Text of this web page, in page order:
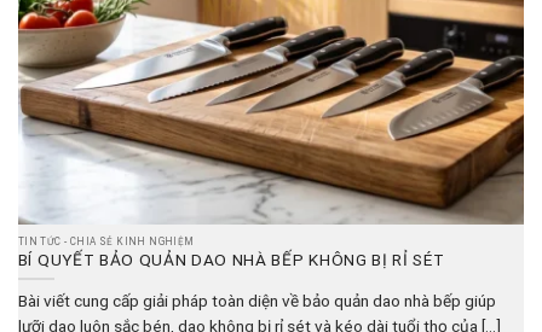
TIN TỨC - CHIA SẺ KINH NGHIỆM
BÍ QUYẾT BẢO QUẢN DAO NHÀ BẾP KHÔNG BỊ RỈ SÉT
Bài viết cung cấp giải pháp toàn diện về bảo quản dao nhà bếp giúp
lưỡi dao luôn sắc bén, dao không bị rỉ sét và kéo dài tuổi thọ của [...]